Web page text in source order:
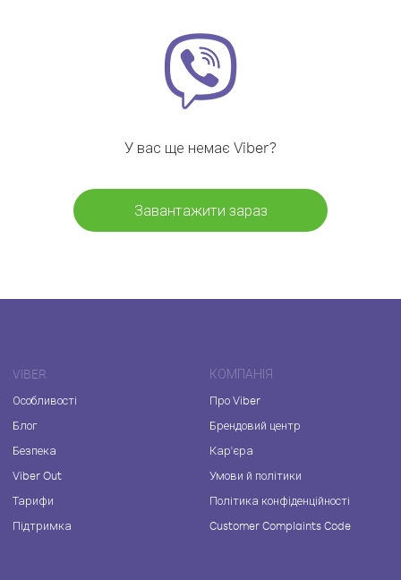
У вас ще немає Viber?
Завантажити зараз
VIBER
Особливості
Блог
Безпека
Viber Out
Тарифи
Підтримка
КОМПАНІЯ
Про Viber
Брендовий центр
Кар'єра
Умови й політики
Політика конфіденційності
Customer Complaints Code